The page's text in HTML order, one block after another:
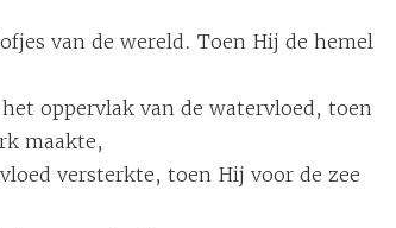
van de wereld. Toen Hij de hemel
oppervlak van de watervloed, toen
maakte,
versterkte, toen Hij voor de zee